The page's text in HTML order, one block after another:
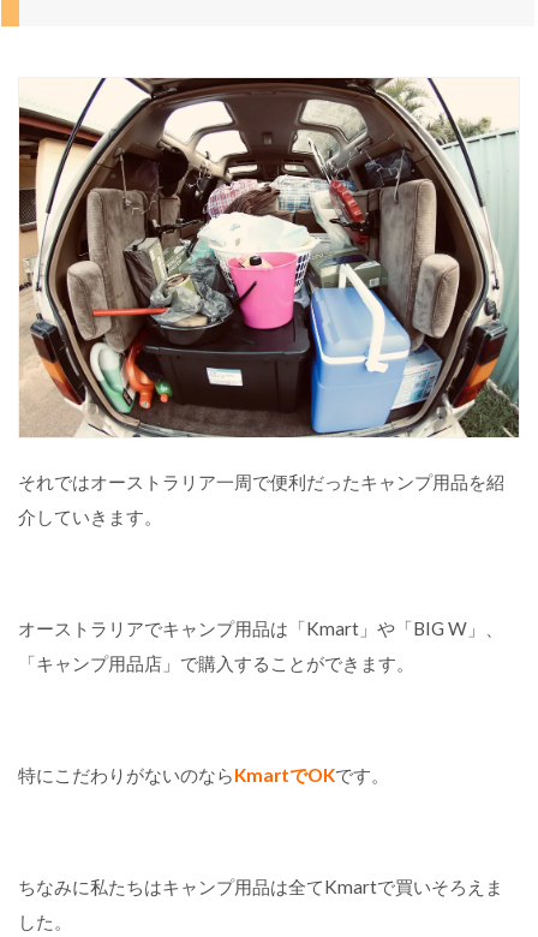
で
大
活
躍
し
た
キ
ャ
ン
プ
用
品
1
7
【
キ
ャ
が
マ
それではオーストラリア一周で便利だったキャンプ用品を紹
介していきます。
オーストラリアでキャンプ用品は「Kmart」や「BIG W」、
「キャンプ用品店」で購入することができます。
特にこだわりがないのならKmartでOKです。
ちなみに私たちはキャンプ用品は全てKmartで買いそろえま
した。